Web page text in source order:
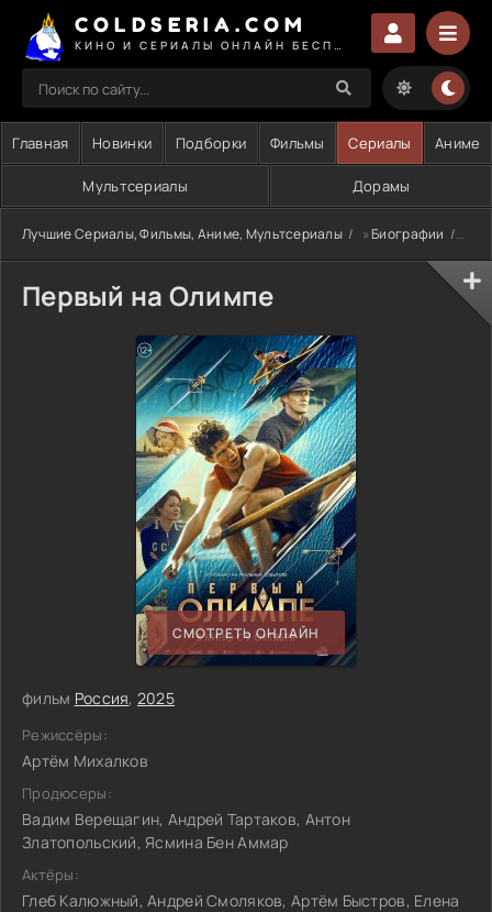
COLDSERIA.COM
Главная Новинки Подборки Фильмы Сериалы Аниме
Мультсериалы Дорамы
Лучшие Сериалы, Фильмы, Аниме, Мультсериалы »Биографии »
Первый на Олимпе
СМОТРЕТЬ ОНЛАЙН
фильм Россия, 2025
Режиссёры:
Артём Михалков
Продюсеры:
Вадим Верещагин, Андрей Тартаков, Антон
Златопольский, Ясмина Бен Аммар
Актёры:
Глеб Калюжный, Андрей Смоляков, Артём Быстров, Елена